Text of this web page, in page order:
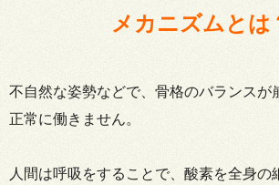
メカニズムとは
不自然な姿勢などで、骨格のバランスが
正常に働きません。
人間は呼吸をすることで、酸素を全身の